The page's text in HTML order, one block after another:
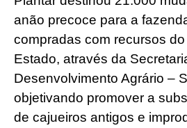
anão precoce para a
compradas com recursos
Estado, através da
Desenvolvimento Agrário –
objetivando promover a
de cajueiros antigos e